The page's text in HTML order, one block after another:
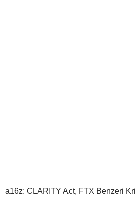
a16z: CLARITY Act, FTX Benzeri